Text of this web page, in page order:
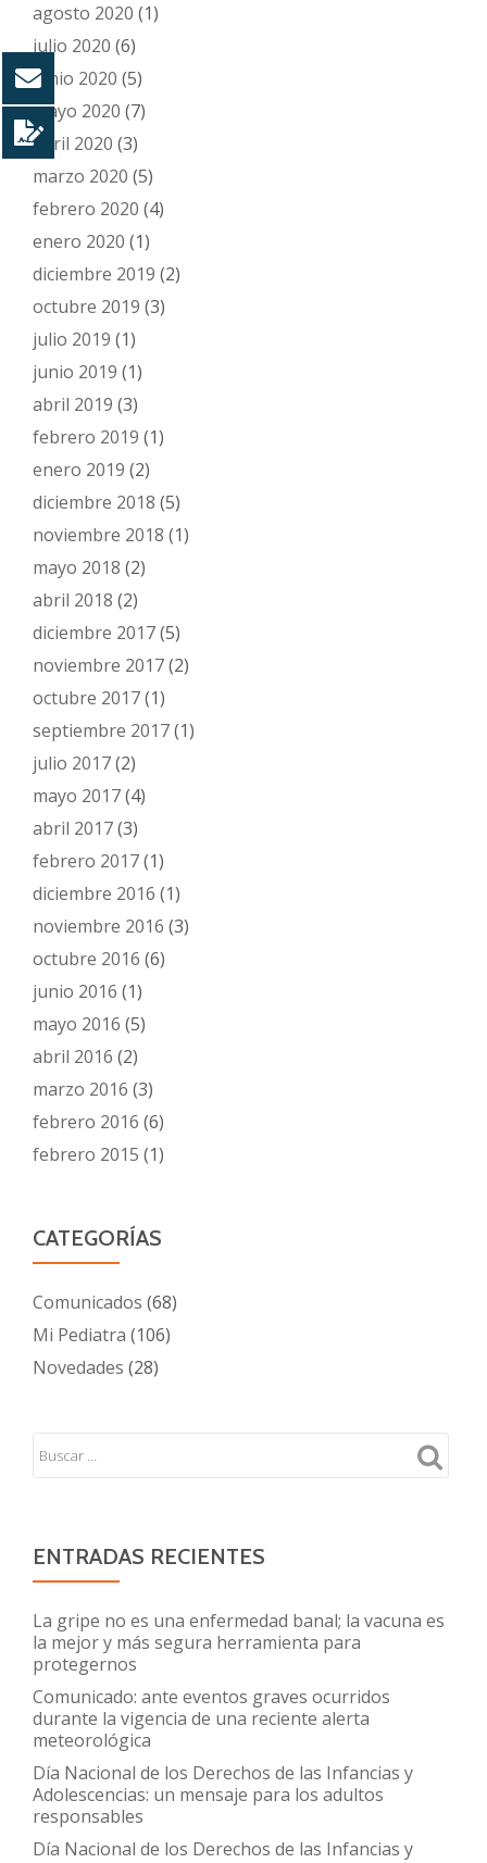
agosto 2020 (1)
julio 2020 (6)
junio 2020 (5)
mayo 2020 (7)
abril 2020 (3)
marzo 2020 (5)
febrero 2020 (4)
enero 2020 (1)
diciembre 2019 (2)
octubre 2019 (3)
julio 2019 (1)
junio 2019 (1)
abril 2019 (3)
febrero 2019 (1)
enero 2019 (2)
diciembre 2018 (5)
noviembre 2018 (1)
mayo 2018 (2)
abril 2018 (2)
diciembre 2017(5)
noviembre 2017(2)
octubre 2017(1)
septiembre 2017(1)
julio 2017(2)
mayo 2017(4)
abril 2017(3)
febrero 2017(1)
diciembre 2016 (1)
noviembre 2016 (3)
octubre 2016 (6)
junio 2016 (1)
mayo 2016 (5)
abril 2016 (2)
marzo 2016 (3)
febrero 2016 (6)
febrero 2015 (1)
CATEGORÍAS
Comunicados (68)
Mi Pediatra (106)
Novedades (28)
ENTRADAS RECIENTES
La gripe no es una enfermedad banal; la vacuna es
la mejor y más segura herramienta para
protegernos
Comunicado: ante eventos graves ocurridos
durante la vigencia de una reciente alerta
meteorológica
Día Nacional de los Derechos de las Infancias y
Adolescencias: un mensaje para los adultos
responsables
Día Nacional de los Derechos de las Infancias y